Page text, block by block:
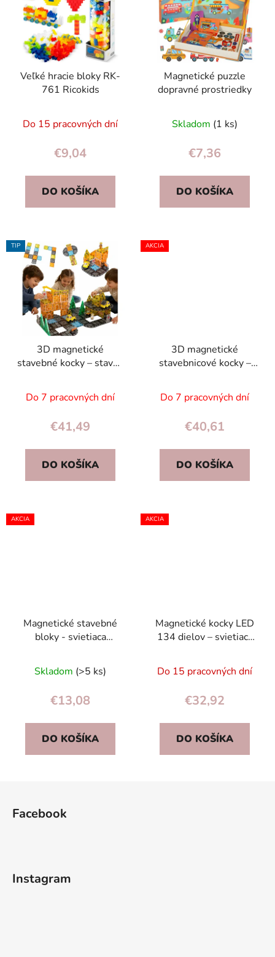
Veľké hracie bloky RK-
761 Ricokids
Do 15 pracovných dní
€9,04
DO KOŠÍKA
Magnetické puzzle
dopravné prostriedky
Skladom (1 ks)
€7,36
DO KOŠÍKA
TIP
3D magnetické
stavebné kocky – stavba
Do 7 pracovných dní
€41,49
DO KOŠÍKA
AKCIA
3D magnetické
stavebnicové kocky –
Do 7 pracovných dní
€40,61
DO KOŠÍKA
AKCIA
Magnetické stavebné
bloky - svietiaca
dráha 49 dielov pre deti
3+
Skladom (>5 ks)
€13,08
DO KOŠÍKA
AKCIA
Magnetické kocky LED
134 dielov – svietiaca
dráhou 3+
Do 15 pracovných dní
€32,92
DO KOŠÍKA
Facebook
Instagram